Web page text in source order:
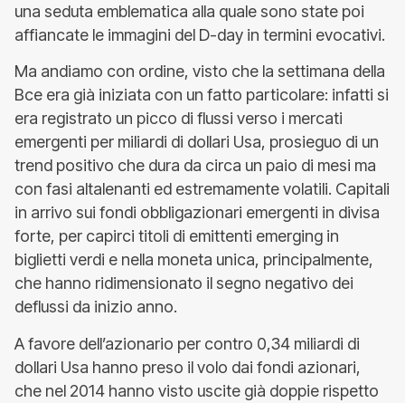
una seduta emblematica alla quale sono state poi
affiancate le immagini del D-day in termini evocativi.
Ma andiamo con ordine, visto che la settimana della
Bce era già iniziata con un fatto particolare: infatti si
era registrato un picco di flussi verso i mercati
emergenti per miliardi di dollari Usa, prosieguo di un
trend positivo che dura da circa un paio di mesi ma
con fasi altalenanti ed estremamente volatili. Capitali
in arrivo sui fondi obbligazionari emergenti in divisa
forte, per capirci titoli di emittenti emerging in
biglietti verdi e nella moneta unica, principalmente,
che hanno ridimensionato il segno negativo dei
deflussi da inizio anno.
A favore dell’azionario per contro 0,34 miliardi di
dollari Usa hanno preso il volo dai fondi azionari,
che nel 2014 hanno visto uscite già doppie rispetto